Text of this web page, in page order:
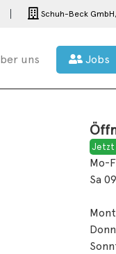
Schuh-Beck GmbH,
uns Jobs
Jetzt
Mo-
Sa